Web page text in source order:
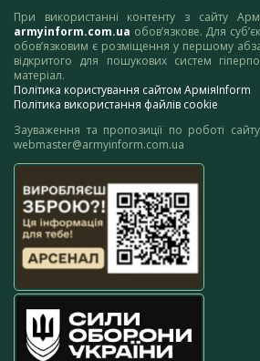
При використанні контенту з сайту
armyinform.com.ua обов’язкове. Для
обов’язковим є розміщення у першому
відкритого для пошукових систем
матеріал.
Політика користування сайтом АрміяInform
Політика використання файлів cookie
Зауваження та пропозиції по роботі
webmaster@armyinform.com.ua